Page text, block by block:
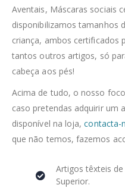
Aventais, Máscaras sociais
disponibilizamos tamanhos
criança, ambos certificados
tantos outros artigos, só
cabeça aos pés!
Acima de tudo, o nosso
caso pretendas adquirir um
disponível na loja,contacta-
que não temos, fazemos
Artigos têxteis
Superior.